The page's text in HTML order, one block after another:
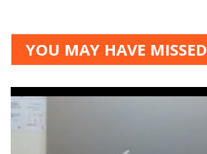
YOU MAY HAVE MISSED